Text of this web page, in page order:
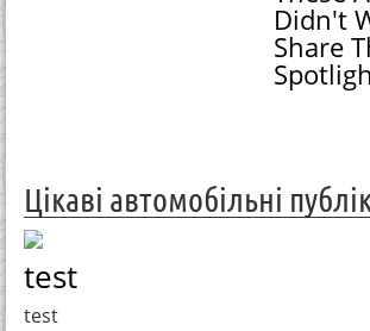
Didn't
Share
Цікаві автомобільні
test
test